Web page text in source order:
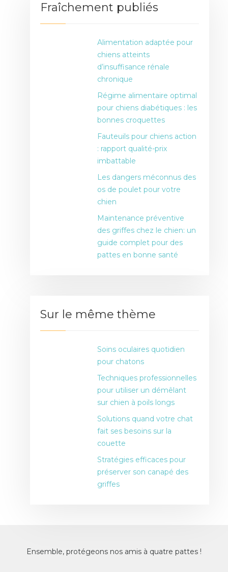
Fraîchement publiés
Alimentation adaptée pour
chiens atteints
d’insuffisance rénale
chronique
Régime alimentaire optimal
pour chiens diabétiques : les
bonnes croquettes
Fauteuils pour chiens action
: rapport qualité-prix
imbattable
Les dangers méconnus des
os de poulet pour votre
chien
Maintenance préventive
des griffes chez le chien: un
guide complet pour des
pattes en bonne santé
Sur le même thème
Soins oculaires quotidien
pour chatons
Techniques professionnelles
pour utiliser un démêlant
sur chien à poils longs
Solutions quand votre chat
fait ses besoins sur la
couette
Stratégies efficaces pour
préserver son canapé des
griffes
Ensemble, protégeons nos amis à quatre pattes !